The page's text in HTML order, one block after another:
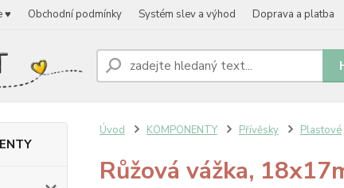
♥ Obchodní podmínky Systém slev a výhod Doprava a platba
Úvod KOMPONENTY Přívěsky Plastové
Růžová vážka,